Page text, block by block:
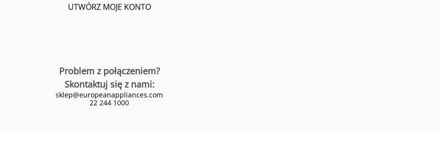
UTWÓRZ MOJE KONTO
Problem z połączeniem?
Skontaktuj się z nami:
sklep@europeanappliances.com
22 244 1000